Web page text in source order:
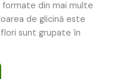
din mai multe
de glicină este
sunt grupate în